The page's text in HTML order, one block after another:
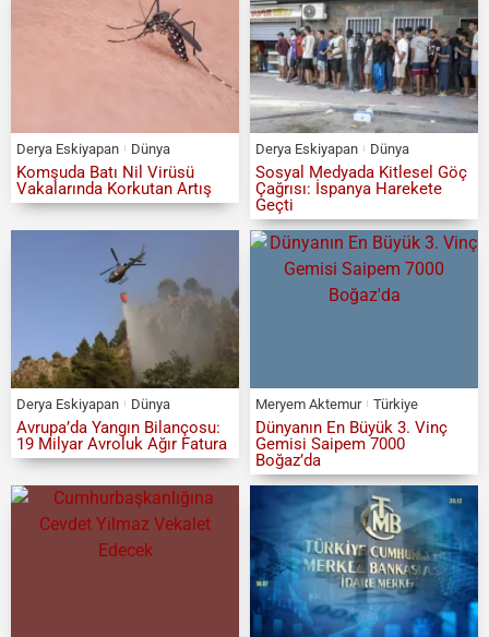
Derya Eskiyapan Dünya
Komşuda Batı Nil Virüsü
Vakalarında Korkutan Artış
Derya Eskiyapan Dünya
Sosyal Medyada Kitlesel Göç
Çağrısı: İspanya Harekete
Geçti
Derya Eskiyapan Dünya
Avrupa’da Yangın Bilançosu:
19 Milyar Avroluk Ağır Fatura
Meryem Aktemur Türkiye
Dünyanın En Büyük 3. Vinç
Gemisi Saipem 7000
Boğaz’da